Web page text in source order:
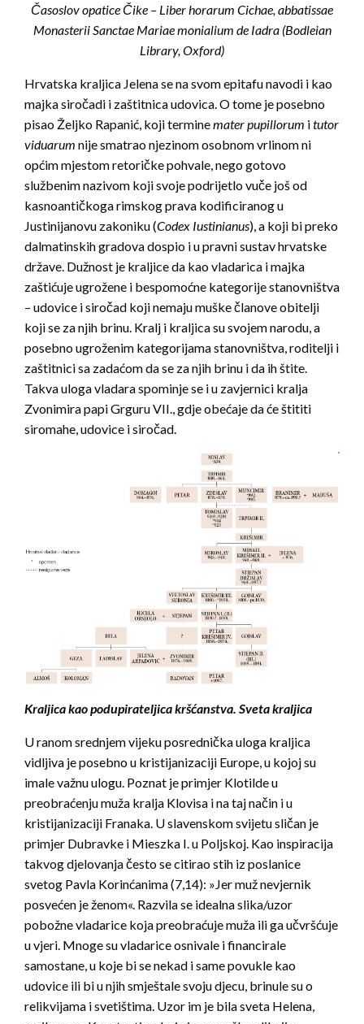
Časoslov opatice Čike – Liber horarum Cichae, abbatissae
Monasterii Sanctae Mariae monialium de Iadra (Bodleian
Library, Oxford)
Hrvatska kraljica Jelena se na svom epitafu navodi i kao
majka siročadi i zaštitnica udovica. O tome je posebno
pisao Željko Rapanić, koji terminemater pupillorum itutor
viduarum nije smatrao njezinom osobnom vrlinom ni
općim mjestom retoričke pohvale, nego gotovo
službenim nazivom koji svoje podrijetlo vuče još od
kasnoantičkoga rimskog prava kodificiranog u
Justinijanovu zakoniku (Codex Iustinianus), a koji bi preko
dalmatinskih gradova dospio i u pravni sustav hrvatske
države. Dužnost je kraljice da kao vladarica i majka
zaštićuje ugrožene i bespomoćne kategorije stanovništva
– udovice i siročad koji nemaju muške članove obitelji
koji se za njih brinu. Kralj i kraljica su svojem narodu, a
posebno ugroženim kategorijama stanovništva, roditelji i
zaštitnici sa zadaćom da se za njih brinu i da ih štite.
Takva uloga vladara spominje se i u zavjernici kralja
Zvonimira papi Grguru VII., gdje obećaje da će štititi
siromahe, udovice i siročad.
Kraljica kao podupirateljica kršćanstva. Sveta kraljica
U ranom srednjem vijeku posrednička uloga kraljica
vidljiva je posebno u kristijanizaciji Europe, u kojoj su
imale važnu ulogu. Poznat je primjer Klotilde u
preobraćenju muža kralja Klovisa i na taj način i u
kristijanizaciji Franaka. U slavenskom svijetu sličan je
primjer Dubravke i Mieszka I. u Poljskoj. Kao inspiracija
takvog djelovanja često se citirao stih iz poslanice
svetog Pavla Korinćanima (7,14): »Jer muž nevjernik
posvećen je ženom«. Razvila se idealna slika/uzor
pobožne vladarice koja preobraćuje muža ili ga učvršćuje
u vjeri. Mnoge su vladarice osnivale i financirale
samostane, u koje bi se nekad i same povukle kao
udovice ili bi u njih smještale svoju djecu, brinule su o
relikvijama i svetištima. Uzor im je bila sveta Helena,